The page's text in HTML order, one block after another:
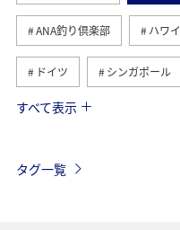
ANA釣り倶楽部 ハワイ
ドイツ シンガポール
フランス
すべて表示
タグ一覧